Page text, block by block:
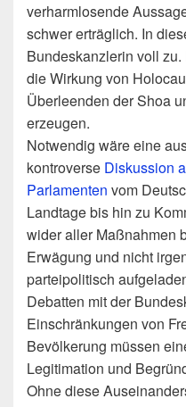
verharmlosende
schwer erträglich. In
Bundeskanzlerin voll
die Wirkung von
Überleenden der Shoa
erzeugen.
Notwendig wäre eine
kontroverse Diskussion
Parlamenten vom
Landtage bis hin zu
wider aller Maßnahmen
Erwägung und nicht
parteipolitisch
Debatten mit der
Einschränkungen von
Bevölkerung müssen
Legitimation und
Ohne diese